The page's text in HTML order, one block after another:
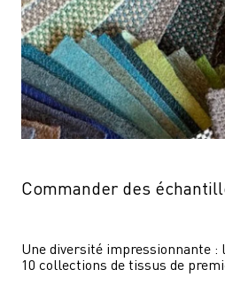
Commander des
Une diversité impressionnante
10 collections de tissus de